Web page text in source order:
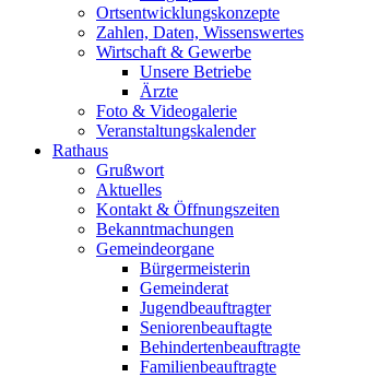
Ortsentwicklungskonzepte
Zahlen, Daten, Wissenswertes
Wirtschaft & Gewerbe
Unsere Betriebe
Ärzte
Foto & Videogalerie
Veranstaltungskalender
Rathaus
Grußwort
Aktuelles
Kontakt & Öffnungszeiten
Bekanntmachungen
Gemeindeorgane
Bürgermeisterin
Gemeinderat
Jugendbeauftragter
Seniorenbeauftagte
Behindertenbeauftragte
Familienbeauftragte